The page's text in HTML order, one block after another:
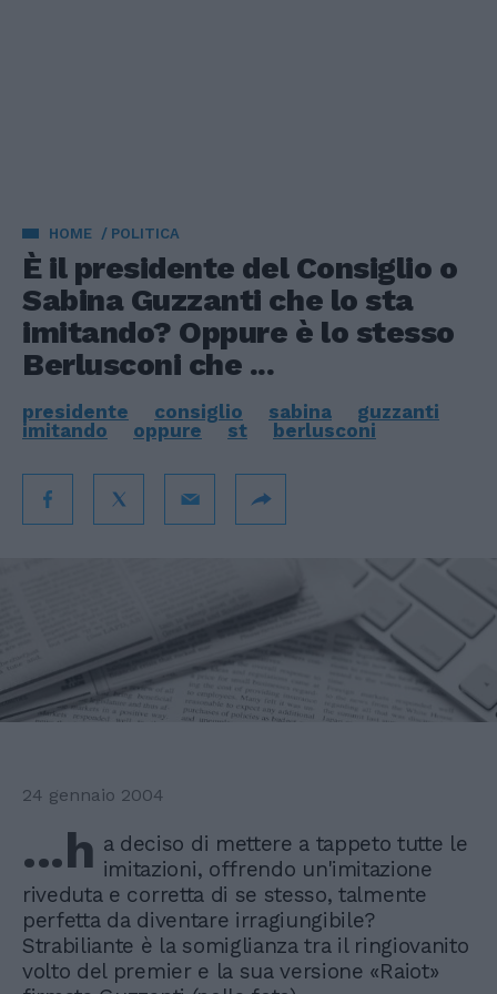
HOME POLITICA
È il presidente del Consiglio o
Sabina Guzzanti che lo sta
imitando? Oppure è lo stesso
Berlusconi che ...
presidente consiglio sabina
guzzanti
imitando
oppure st berlusconi
24 gennaio 2004
...h a deciso di mettere a tappeto tutte le
imitazioni, offrendo un'imitazione
riveduta e corretta di se stesso, talmente
perfetta da diventare irragiungibile?
Strabiliante è la somiglianza tra il ringiovanito
volto del premier e la sua versione «Raiot»